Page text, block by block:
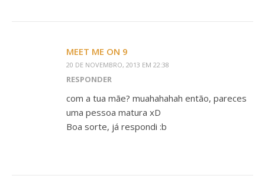
MEET ME ON 9
20 DE NOVEMBRO, 2013 EM 22:38
RESPONDER
com a tua mãe? muahahahah então, pareces
uma pessoa matura xD
Boa sorte, já respondi :b